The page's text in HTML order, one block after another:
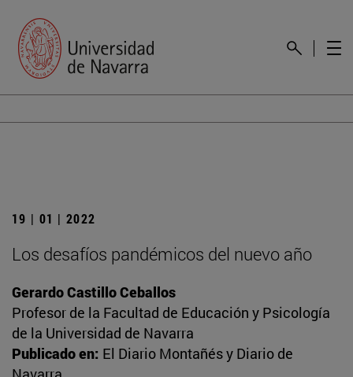
19 | 01 | 2022
Los desafíos pandémicos del nuevo año
Gerardo Castillo Ceballos
Profesor de la Facultad de Educación y Psicología
de la Universidad de Navarra
Publicado en: El Diario Montañés y Diario de